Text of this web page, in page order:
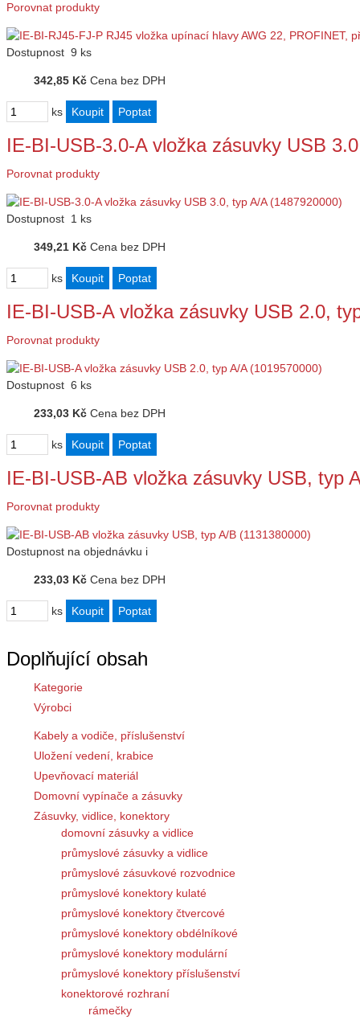
Porovnat produkty
Dostupnost 9 ks
342,85 Kč Cena bez DPH
ks
IE-BI-USB-3.0-A vložka zásuvky USB
Porovnat produkty
Dostupnost 1 ks
349,21 Kč Cena bez DPH
ks
IE-BI-USB-A vložka zásuvky USB 2.0,
Porovnat produkty
Dostupnost 6 ks
233,03 Kč Cena bez DPH
ks
IE-BI-USB-AB vložka zásuvky USB, typ
Porovnat produkty
Dostupnost na objednávku i
233,03 Kč Cena bez DPH
ks
Doplňující obsah
Kategorie
Výrobci
Kabely a vodiče, příslušenství
Uložení vedení, krabice
Upevňovací materiál
Domovní vypínače a zásuvky
Zásuvky, vidlice, konektory
domovní zásuvky a vidlice
průmyslové zásuvky a vidlice
průmyslové zásuvkové rozvodnice
průmyslové konektory kulaté
průmyslové konektory čtvercové
průmyslové konektory obdélníkové
průmyslové konektory modulární
průmyslové konektory příslušenství
konektorové rozhraní
rámečky